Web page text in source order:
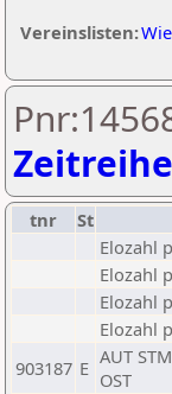
Vereinslisten:
Zeitreihe
tnr St
Elozahl
Elozahl
Elozahl
Elozahl
903187 E AUT
OST